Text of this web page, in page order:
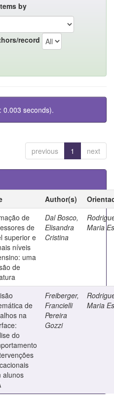
by
record
0.003 seconds).
previous 1 next
Author(s)
de
de
superior e
níveis
uma
de
Dal Bosco,
Elisandra
Cristina
Maria
de
na
do
alunos
Freiberger,
Francielli
Pereira
Gozzi
Maria